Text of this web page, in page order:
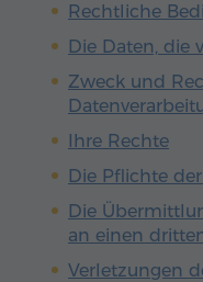
Rechtliche
Die Daten, die
Zweck und
Ihre Rechte
Die Pflichte
Die
an einen
Verletzungen